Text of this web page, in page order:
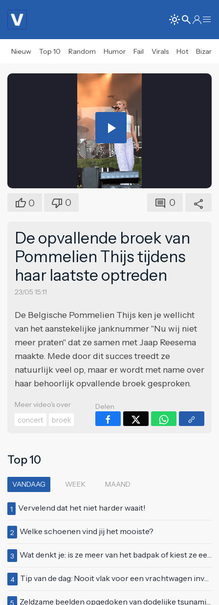
Nieuw Top 10 Random Humor Fail Virals Hot Bizar
Play
Video
0 0 0
De opvallende broek van
Pommelien Thijs tijdens
haar laatste optreden
23/05 15:11
De Belgische Pommelien Thijs ken je wellicht
van het aanstekelijke janknummer "Nu wij niet
meer praten" dat ze samen met Jaap Reesema
maakte. Mede door dit succes treedt ze
natuurlijk veel op, maar er wordt met name over
haar behoorlijk opvallende broek gesproken.
Meer video's over
concert
broek
Delen
Top 10
VANDAAG WEEK MAAND
1 Vervelend dat het niet harder waait!
2 Welke schoenen vind jij het mooiste?
3 Wat denkt je: is ze meer van het badpak of kiest ze eerder voor een bikini?
4 Tip van de dag: Nooit vlak voor een vrachtwagen invoegen
5 Zeldzame beelden opgedoken van dodelijke tsunami uit 2004